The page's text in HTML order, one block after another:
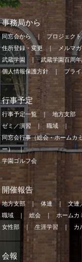
事務局から
同窓会から プロジェク
住所登録・変更
メルマ
武蔵学園
武蔵学園百周
個人情報保護方針
プラ
行事予定
行事予定一覧 地方支部
ゼミ／演習
職域
同窓会行事（総会・ホームカ
ー）
学園ゴルフ会
開催報告
地方支部 体連 文連
職域
総会 ホームカ
女性部
生涯学習 カ
会報